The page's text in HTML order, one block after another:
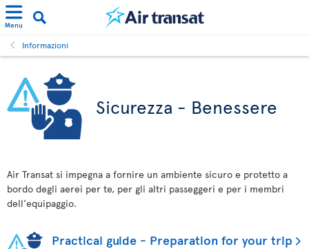
Menu
Informazioni
Sicurezza - Benessere
Air Transat si impegna a fornire un ambiente sicuro e protetto a
bordo degli aerei per te, per gli altri passeggeri e per i membri
dell'equipaggio.
Practical guide - Preparation for your trip